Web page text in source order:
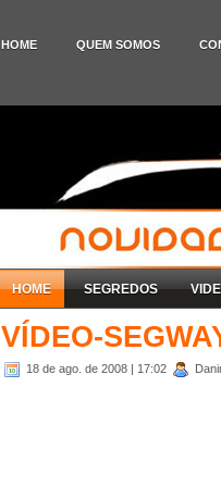
HOME QUEM SOMOS
HOME SEGREDOS
VÍDEO-
18 de ago. de 2008 | 17:02